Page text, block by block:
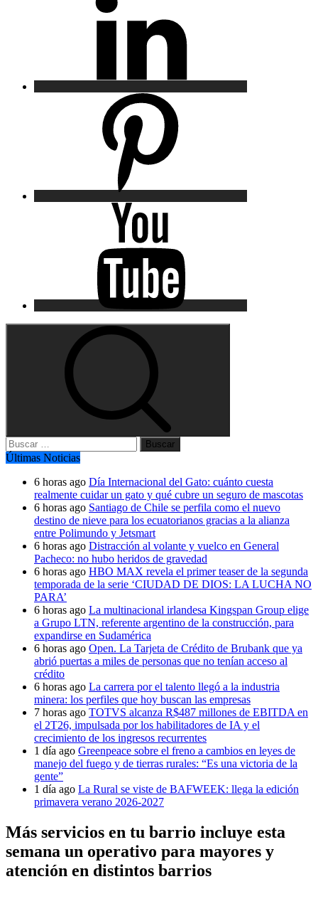
Buscar:
Últimas Noticias
6 horas ago Día Internacional del Gato: cuánto cuesta
realmente cuidar un gato y qué cubre un seguro de mascotas
6 horas ago Santiago de Chile se perfila como el nuevo
destino de nieve para los ecuatorianos gracias a la alianza
entre Polimundo y Jetsmart
6 horas ago Distracción al volante y vuelco en General
Pacheco: no hubo heridos de gravedad
6 horas ago HBO MAX revela el primer teaser de la segunda
temporada de la serie ‘CIUDAD DE DIOS: LA LUCHA NO
PARA’
6 horas ago La multinacional irlandesa Kingspan Group elige
a Grupo LTN, referente argentino de la construcción, para
expandirse en Sudamérica
6 horas ago Open. La Tarjeta de Crédito de Brubank que ya
abrió puertas a miles de personas que no tenían acceso al
crédito
6 horas ago La carrera por el talento llegó a la industria
minera: los perfiles que hoy buscan las empresas
7 horas ago TOTVS alcanza R$487 millones de EBITDA en
el 2T26, impulsada por los habilitadores de IA y el
crecimiento de los ingresos recurrentes
1 día ago Greenpeace sobre el freno a cambios en leyes de
manejo del fuego y de tierras rurales: “Es una victoria de la
gente”
1 día ago La Rural se viste de BAFWEEK: llega la edición
primavera verano 2026-2027
Más servicios en tu barrio incluye esta
semana un operativo para mayores y
atención en distintos barrios